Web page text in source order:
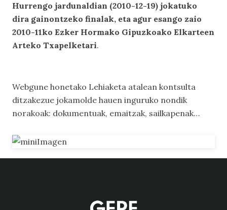
Hurrengo jardunaldian (2010-12-19) jokatuko
dira gainontzeko finalak, eta agur esango zaio
2010-11ko Ezker Hormako Gipuzkoako Elkarteen
Arteko Txapelketari.
Webgune honetako Lehiaketa atalean kontsulta
ditzakezue jokamolde hauen inguruko nondik
norakoak: dokumentuak, emaitzak, sailkapenak…